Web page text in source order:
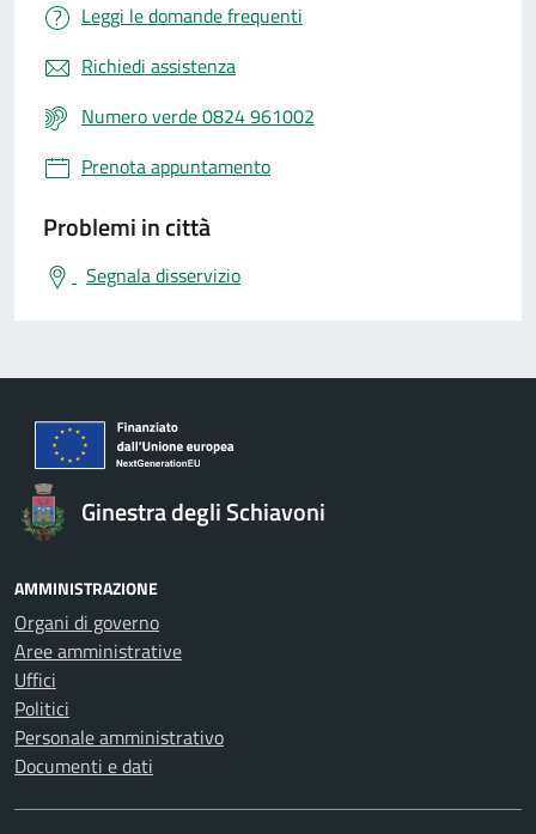
Leggi le domande frequenti
Richiedi assistenza
Numero verde 0824 961002
Prenota appuntamento
Problemi in città
Segnala disservizio
Ginestra degli Schiavoni
AMMINISTRAZIONE
Organi di governo
Aree amministrative
Uffici
Politici
Personale amministrativo
Documenti e dati